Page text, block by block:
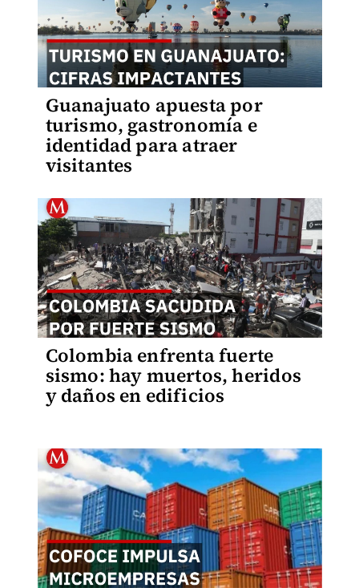
Guanajuato apuesta por
turismo, gastronomía e
identidad para atraer
visitantes
Colombia enfrenta fuerte
sismo: hay muertos, heridos
y daños en edificios